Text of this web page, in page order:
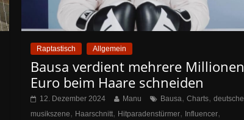
Raptastisch Allgemein
Bausa verdient mehrere Millionen
Euro beim Haare schneiden
12. Dezember 2024 Manu Bausa,Charts,deutsche
musikszene, Haarschnitt, Hitparadenstürmer, Influencer,